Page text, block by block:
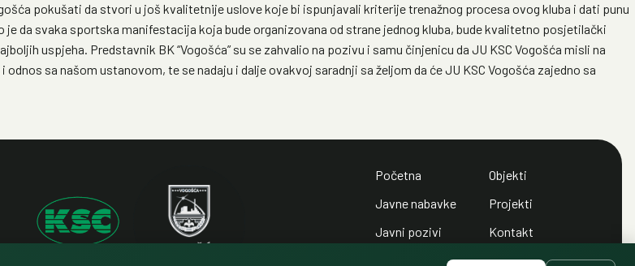
pokušati da stvori u još kvalitetnije uslove koje bi ispunjavali kriterije trenažnog procesa ovog kluba i dati punu
da svaka sportska manifestacija koja bude organizovana od strane jednog kluba, bude kvalitetno posjetilački
uspjeha. Predstavnik BK “Vogošća” su se zahvalio na pozivu i samu činjenicu da JU KSC Vogošća misli na
sa našom ustanovom, te se nadaju i dalje ovakvoj saradnji sa željom da će JU KSC Vogošća zajedno sa
Početna
Javne nabavke
Javni pozivi
Objekti
Projekti
Kontakt
Politika privatnosti